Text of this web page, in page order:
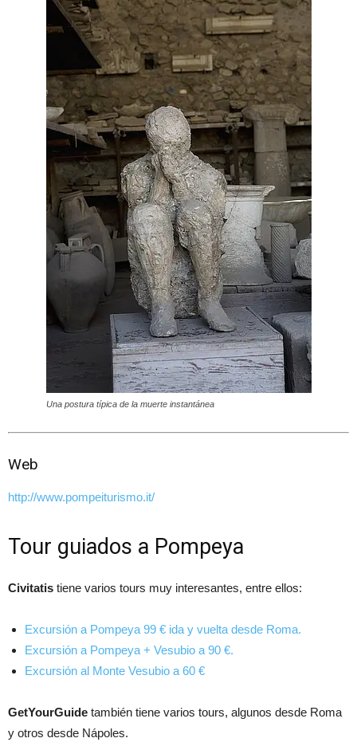
Una postura típica de la muerte instantánea
Web
http://www.pompeiturismo.it/
Tour guiados a Pompeya
Civitatis tiene varios tours muy interesantes, entre ellos:
Excursión a Pompeya 99 € ida y vuelta desde Roma.
Excursión a Pompeya + Vesubio a 90 €.
Excursión al Monte Vesubio a 60 €
GetYourGuide también tiene varios tours, algunos desde Roma
y otros desde Nápoles.